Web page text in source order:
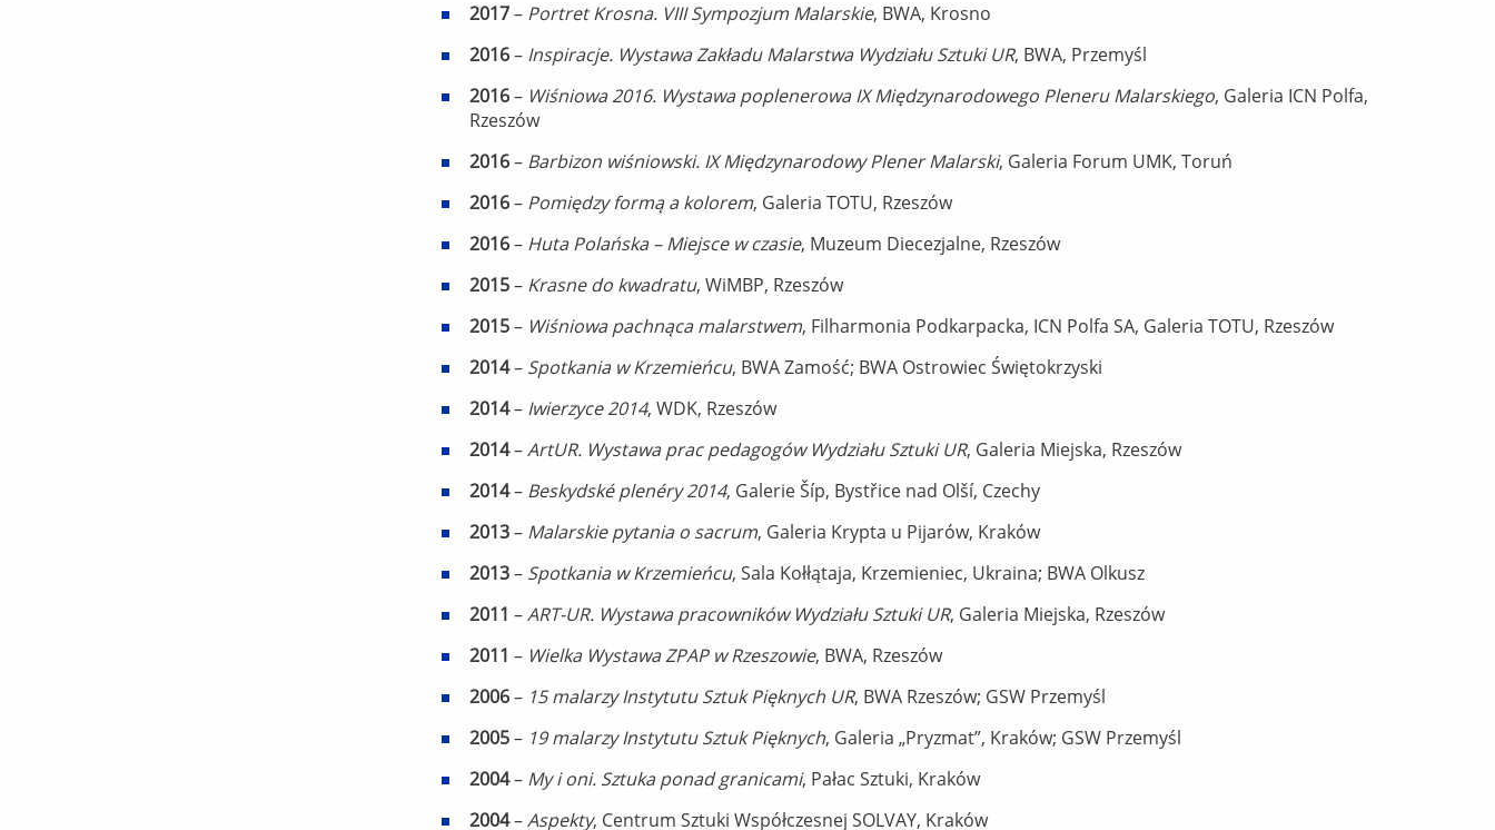
2017– Portret Krosna. VIII Sympozjum Malarskie, BWA, Krosno
2016– Inspiracje. Wystawa Zakładu Malarstwa Wydziału Sztuki UR, BWA, Przemyśl
2016– Wiśniowa 2016. Wystawa poplenerowa IX Międzynarodowego Pleneru Malarskiego, Galeria ICN Polfa,
Rzeszów
2016– Barbizon wiśniowski. IX Międzynarodowy Plener Malarski, Galeria Forum UMK, Toruń
2016– Pomiędzy formą a kolorem, Galeria TOTU, Rzeszów
2016– Huta Polańska – Miejsce w czasie, Muzeum Diecezjalne, Rzeszów
2015– Krasne do kwadratu, WiMBP, Rzeszów
2015– Wiśniowa pachnąca malarstwem, Filharmonia Podkarpacka, ICN Polfa SA, Galeria TOTU, Rzeszów
2014– Spotkania w Krzemieńcu, BWA Zamość; BWA Ostrowiec Świętokrzyski
2014– Iwierzyce 2014, WDK, Rzeszów
2014–ArtUR. Wystawa prac pedagogów Wydziału Sztuki UR, Galeria Miejska, Rzeszów
2014– Beskydské plenéry 2014, Galerie Šíp, Bystřice nad Olší, Czechy
2013– Malarskie pytania o sacrum, Galeria Krypta u Pijarów, Kraków
2013– Spotkania w Krzemieńcu, Sala Kołłątaja, Krzemieniec, Ukraina; BWA Olkusz
2011 –ART-UR. Wystawa pracowników Wydziału Sztuki UR, Galeria Miejska, Rzeszów
2011 – Wielka Wystawa ZPAP w Rzeszowie, BWA, Rzeszów
2006– 15 malarzy Instytutu Sztuk Pięknych UR, BWA Rzeszów; GSW Przemyśl
2005– 19 malarzy Instytutu Sztuk Pięknych, Galeria „Pryzmat”, Kraków; GSW Przemyśl
2004– My i oni. Sztuka ponad granicami, Pałac Sztuki, Kraków
2004–Aspekty, Centrum Sztuki Współczesnej SOLVAY, Kraków